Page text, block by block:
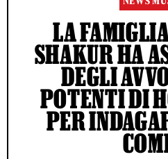
LA
SHAKUR HA
DEGLI
POTENTI DI
PER